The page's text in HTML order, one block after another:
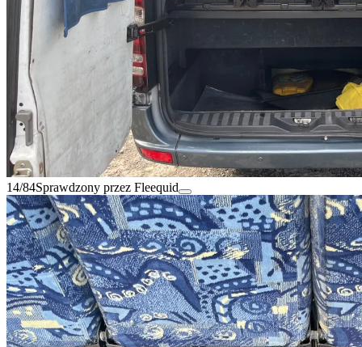
14/84Sprawdzony przez Fleequid